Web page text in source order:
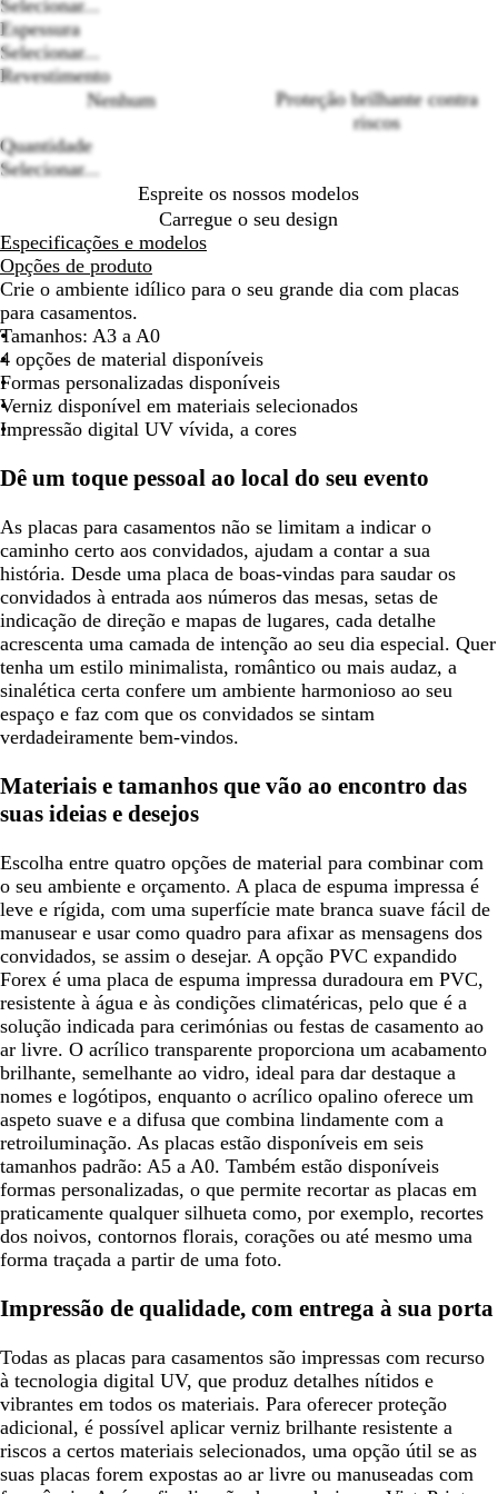
deslocar
Selecionar...
Espessura
Selecionar...
Revestimento
Nenhum
Proteção brilhante contra
riscos
Quantidade
Selecionar...
Espreite os nossos modelos
Carregue o seu design
Especificações e modelos
Opções de produto
Crie o ambiente idílico para o seu grande dia com placas
para casamentos.
Tamanhos: A3 a A0
4 opções de material disponíveis
Formas personalizadas disponíveis
Verniz disponível em materiais selecionados
Impressão digital UV vívida, a cores
Dê um toque pessoal ao local do seu evento
As placas para casamentos não se limitam a indicar o
caminho certo aos convidados, ajudam a contar a sua
história. Desde uma placa de boas-vindas para saudar os
convidados à entrada aos números das mesas, setas de
indicação de direção e mapas de lugares, cada detalhe
acrescenta uma camada de intenção ao seu dia especial. Quer
tenha um estilo minimalista, romântico ou mais audaz, a
sinalética certa confere um ambiente harmonioso ao seu
espaço e faz com que os convidados se sintam
verdadeiramente bem-vindos.
Materiais e tamanhos que vão ao encontro das
suas ideias e desejos
Escolha entre quatro opções de material para combinar com
o seu ambiente e orçamento. A placa de espuma impressa é
leve e rígida, com uma superfície mate branca suave fácil de
manusear e usar como quadro para afixar as mensagens dos
convidados, se assim o desejar. A opção PVC expandido
Forex é uma placa de espuma impressa duradoura em PVC,
resistente à água e às condições climatéricas, pelo que é a
solução indicada para cerimónias ou festas de casamento ao
ar livre. O acrílico transparente proporciona um acabamento
brilhante, semelhante ao vidro, ideal para dar destaque a
nomes e logótipos, enquanto o acrílico opalino oferece um
aspeto suave e a difusa que combina lindamente com a
retroiluminação. As placas estão disponíveis em seis
tamanhos padrão: A5 a A0. Também estão disponíveis
formas personalizadas, o que permite recortar as placas em
praticamente qualquer silhueta como, por exemplo, recortes
dos noivos, contornos florais, corações ou até mesmo uma
forma traçada a partir de uma foto.
Impressão de qualidade, com entrega à sua porta
Todas as placas para casamentos são impressas com recurso
à tecnologia digital UV, que produz detalhes nítidos e
vibrantes em todos os materiais. Para oferecer proteção
adicional, é possível aplicar verniz brilhante resistente a
riscos a certos materiais selecionados, uma opção útil se as
suas placas forem expostas ao ar livre ou manuseadas com